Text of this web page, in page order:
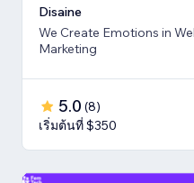
Disaine
We Create Emotions in
Marketing
5.0 (8)
เริ่มต้นที่ $350